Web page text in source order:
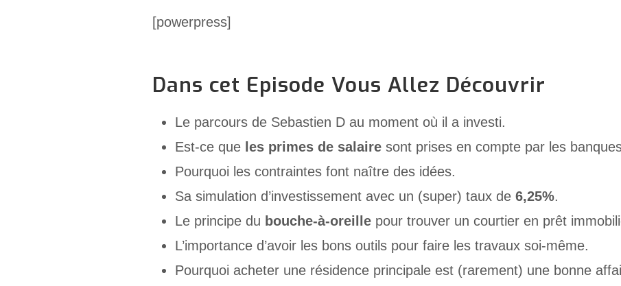
[powerpress]
Dans cet Episode Vous Allez Découvrir
Le parcours de Sebastien D au moment où il a investi.
Est-ce que les primes de salaire sont prises en compte par les
Pourquoi les contraintes font naître des idées.
Sa simulation d’investissement avec un (super) taux de6,25%.
Le principe du bouche-à-oreille pour trouver un courtier en prêt
L’importance d’avoir les bons outils pour faire les travaux soi-même.
Pourquoi acheter une résidence principale est (rarement) une bonne